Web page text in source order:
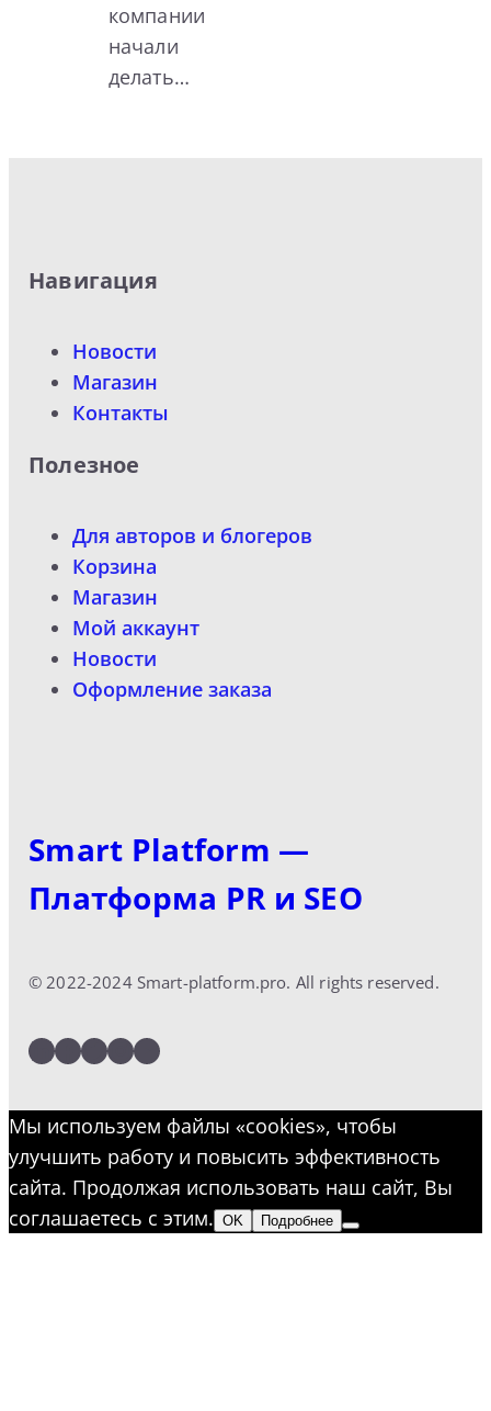
компании
начали
делать…
Навигация
Новости
Магазин
Контакты
Полезное
Для авторов и блогеров
Корзина
Магазин
Мой аккаунт
Новости
Оформление заказа
Smart Platform —
Платформа PR и SEO
© 2022-2024 Smart-platform.pro. All rights reserved.
LinkedIn
Facebook
Twitter
Instagram
YouTube
Мы используем файлы «cookies», чтобы
улучшить работу и повысить эффективность
сайта. Продолжая использовать наш сайт, Вы
соглашаетесь с этим. OK Подробнее